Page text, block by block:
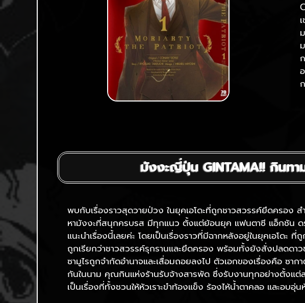
มังงะญี่ปุ่น GINTAMA!! กินทา
พบกับเรื่องราวสุดวายป่วง ในยุคเอโดะที่ถูกชาวสวรรค์ยึดครอง ส
หามังงะที่สนุกครบรส มีทุกแนว ตั้งแต่ย้อนยุค แฟนตาซี แอ็กชัน ดร
แนะนำเรื่องนี้เลยค่ะ โดยเป็นเรื่องราวที่มีฉากหลังอยู่ในยุคเอโดะ
ถูกเรียกว่าชาวสวรรค์รุกรานและยึดครอง พร้อมทั้งยังสั่งปลดดาวข
ซามูไรถูกจำกัดอำนาจและเสื่อมถอยลงไป ตัวเอกของเรื่องคือ ซาก
กันในนาม คุณกินแห่งร้านรับจ้างสารพัด ซึ่งรับงานทุกอย่างตั้งแต่
เป็นเรื่องที่ทั้งชวนให้หัวเราะขำท้องแข็ง ร้องไห้น้ำตาคลอ และอบอุ่